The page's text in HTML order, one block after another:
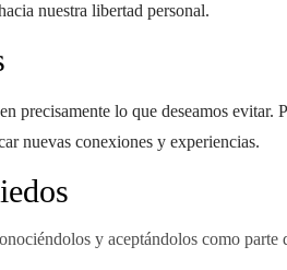
nuestra libertad personal.
precisamente lo que deseamos
nuevas conexiones y experiencias.
y aceptándolos como